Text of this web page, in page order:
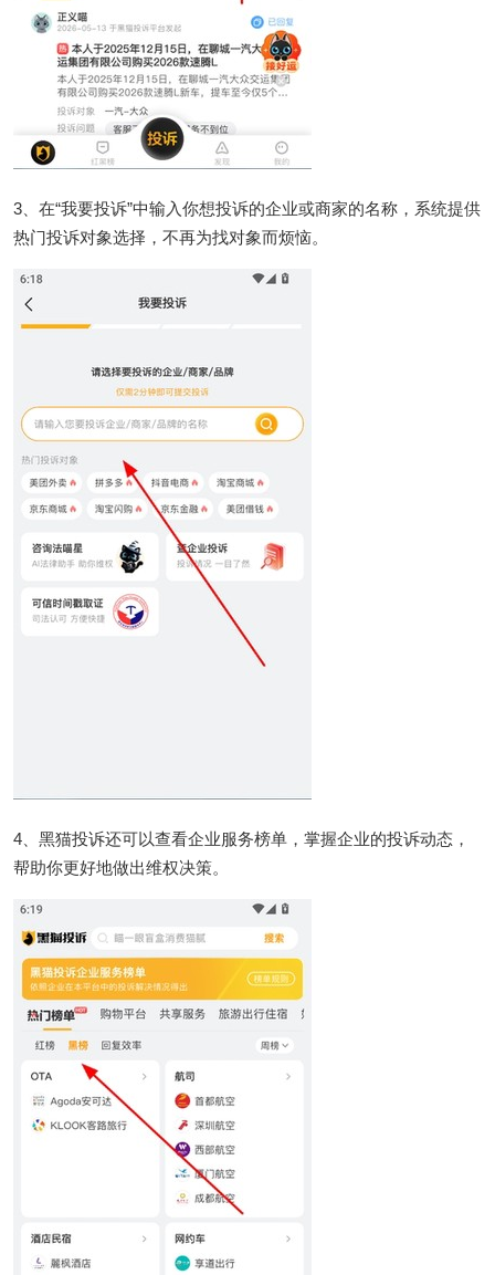
3、在“我要投诉”中输入你想投诉的企业或商家的名称，系统提供
热门投诉对象选择，不再为找对象而烦恼。
4、黑猫投诉还可以查看企业服务榜单，掌握企业的投诉动态，
帮助你更好地做出维权决策。